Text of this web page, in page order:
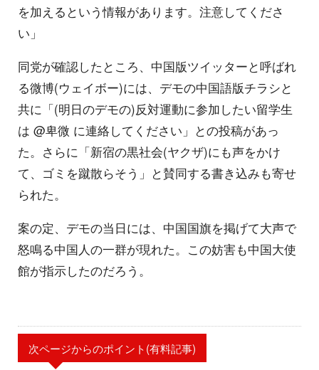
を加えるという情報があります。注意してくださ
い」
同党が確認したところ、中国版ツイッターと呼ばれ
る微博(ウェイボー)には、デモの中国語版チラシと
共に「(明日のデモの)反対運動に参加したい留学生
は @卑微 に連絡してください」との投稿があっ
た。さらに「新宿の黒社会(ヤクザ)にも声をかけ
て、ゴミを蹴散らそう」と賛同する書き込みも寄せ
られた。
案の定、デモの当日には、中国国旗を掲げて大声で
怒鳴る中国人の一群が現れた。この妨害も中国大使
館が指示したのだろう。
次ページからのポイント(有料記事)